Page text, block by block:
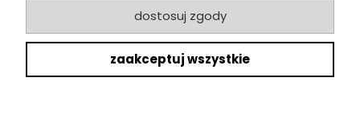
dostosuj zgody
zaakceptuj wszystkie